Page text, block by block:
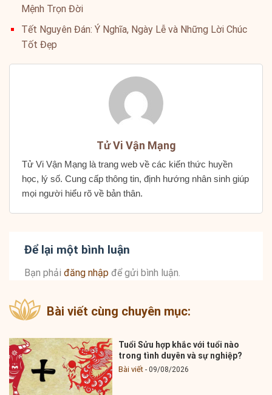
Mệnh Trọn Đời
Tết Nguyên Đán: Ý Nghĩa, Ngày Lễ và Những Lời Chúc
Tốt Đẹp
Tử Vi Vận Mạng
Tử Vi Vận Mạng là trang web về các kiến thức huyền
học, lý số. Cung cấp thông tin, định hướng nhân sinh giúp
mọi người hiểu rõ về bản thân.
Để lại một bình luận
Bạn phải đăng nhập để gửi bình luận.
Bài viết cùng chuyên mục:
Tuổi Sửu hợp khắc với tuổi nào
trong tình duyên và sự nghiệp?
Bài viết 09/08/2026